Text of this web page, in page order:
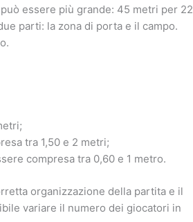
essere più grande: 45 metri per 22
parti: la zona di porta e il campo.
tra 1,50 e 2 metri;
compresa tra 0,60 e 1 metro.
organizzazione della partita e il
variare il numero dei giocatori in